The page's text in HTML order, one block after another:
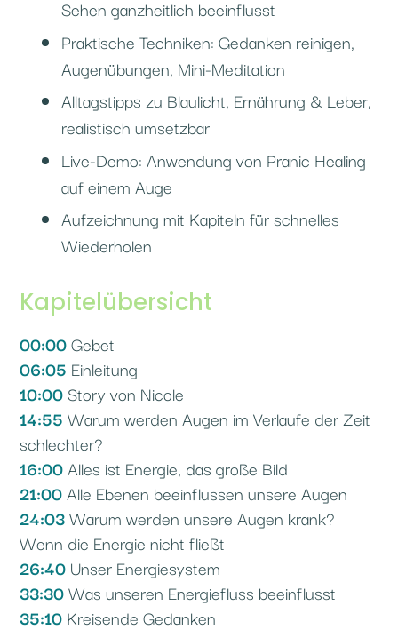
Sehen ganzheitlich beeinflusst
Praktische Techniken: Gedanken reinigen,
Augenübungen, Mini-Meditation
Alltagstipps zu Blaulicht, Ernährung & Leber,
realistisch umsetzbar
Live-Demo: Anwendung von Pranic Healing
auf einem Auge
Aufzeichnung mit Kapiteln für schnelles
Wiederholen
Kapitelübersicht
00:00Gebet
06:05 Einleitung
10:00Story von Nicole
14:55 Warum werden Augen im Verlaufe der Zeit
schlechter?
16:00Alles ist Energie, das große Bild
21:00Alle Ebenen beeinflussen unsere Augen
24:03Warum werden unsere Augen krank?
Wenn die Energie nicht fließt
26:40 Unser Energiesystem
33:30Was unseren Energiefluss beeinflusst
35:10 Kreisende Gedanken